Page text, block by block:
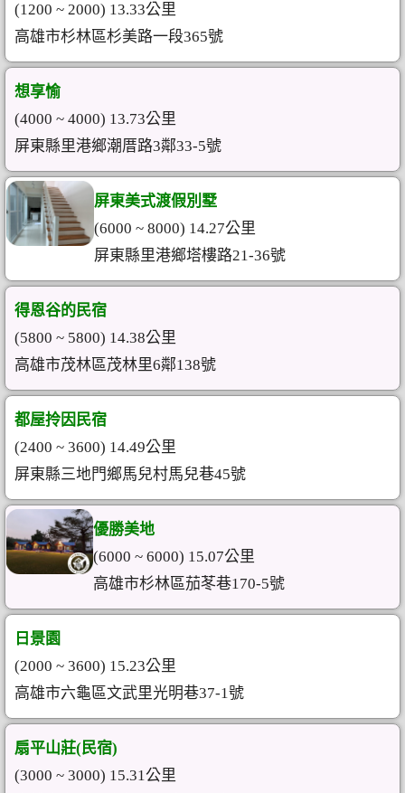
(1200 ~ 2000) 13.33公里
高雄市杉林區杉美路一段365號
想享愉
(4000 ~ 4000) 13.73公里
屏東縣里港鄉潮厝路3鄰33-5號
屏東美式渡假別墅
(6000 ~ 8000) 14.27公里
屏東縣里港鄉塔樓路21-36號
得恩谷的民宿
(5800 ~ 5800) 14.38公里
高雄市茂林區茂林里6鄰138號
都屋拎因民宿
(2400 ~ 3600) 14.49公里
屏東縣三地門鄉馬兒村馬兒巷45號
優勝美地
(6000 ~ 6000) 15.07公里
高雄市杉林區茄苳巷170-5號
日景園
(2000 ~ 3600) 15.23公里
高雄市六龜區文武里光明巷37-1號
扇平山莊(民宿)
(3000 ~ 3000) 15.31公里